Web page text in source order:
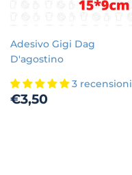
Adesivo Gigi Dag
D'agostino
3 recensioni
Prezzo
€3,50